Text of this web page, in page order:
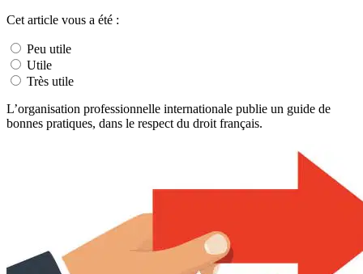
Cet article vous a été :
Peu utile
Utile
Très utile
L’organisation professionnelle internationale publie un guide de
bonnes pratiques, dans le respect du droit français.